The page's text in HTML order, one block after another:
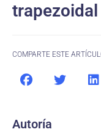
COMPARTE ESTE
Autoría